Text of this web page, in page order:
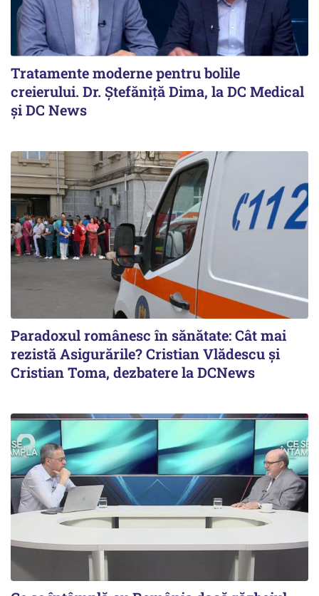
Tratamente moderne pentru bolile
creierului. Dr. Ștefăniță Dima, la DC Medical
și DC News
Paradoxul românesc în sănătate: Cât mai
rezistă Asigurările? Cristian Vlădescu și
Cristian Toma, dezbatere la DCNews